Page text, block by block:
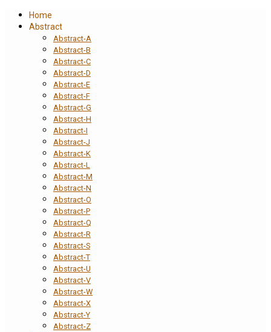
Home
Abstract
Abstract-A
Abstract-B
Abstract-C
Abstract-D
Abstract-E
Abstract-F
Abstract-G
Abstract-H
Abstract-I
Abstract-J
Abstract-K
Abstract-L
Abstract-M
Abstract-N
Abstract-O
Abstract-P
Abstract-Q
Abstract-R
Abstract-S
Abstract-T
Abstract-U
Abstract-V
Abstract-W
Abstract-X
Abstract-Y
Abstract-Z